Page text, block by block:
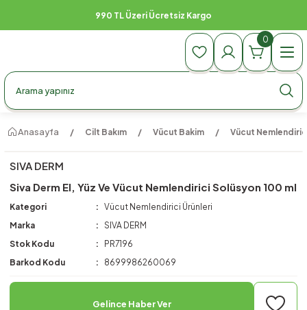
990 TL Üzeri Ücretsiz Kargo
0
Anasayfa Cilt Bakım Vücut Bakim Vücut
SIVA DERM
Siva Derm El, Yüz Ve Vücut Nemlendirici Solüsyon 100 ml
Kategori
Vücut Nemlendirici Ürünleri
Marka
SIVA DERM
Stok Kodu
PR7196
Barkod Kodu
8699986260069
Gelince Haber Ver